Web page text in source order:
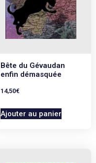
Bête du Gévaudan
enfin démasquée
14,50€
Ajouter au panier